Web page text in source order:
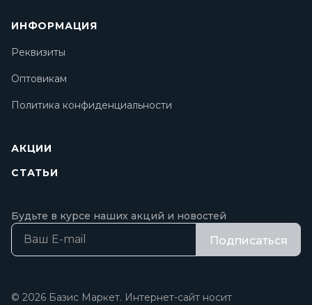
ИНФОРМАЦИЯ
Реквизиты
Оптовикам
Политика конфиденциальности
АКЦИИ
СТАТЬИ
Будьте в курсе наших акций и новостей
Подписаться
© 2026 Базис Маркет. Интернет-сайт носит